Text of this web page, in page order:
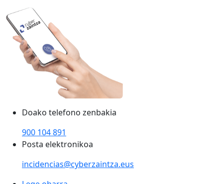
Doako telefono zenbakia
900 104 891
Posta elektronikoa
incidencias@cyberzaintza.eus